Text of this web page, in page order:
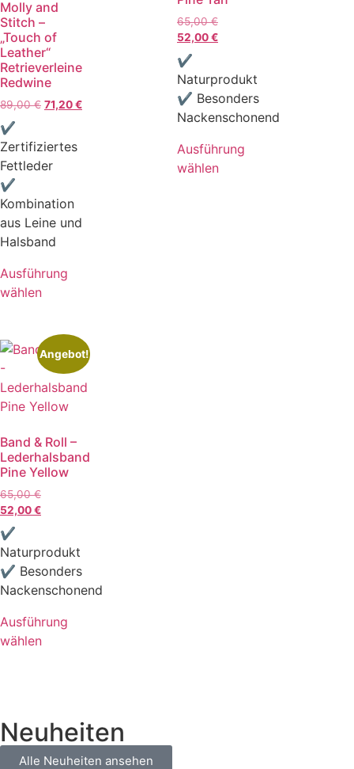
Molly and
Stitch –
„Touch of
Leather“
Retrieverleine
Redwine
89,00€ 71,20€
✔
Zertifiziertes
Fettleder
✔
Kombination
aus Leine und
Halsband
Ausführung
wählen
65,00€
52,00€
✔
Naturprodukt
✔ Besonders
Nackenschonend
Ausführung
wählen
Angebot!
Band & Roll –
Lederhalsband
Pine Yellow
65,00€
52,00€
✔
Naturprodukt
✔ Besonders
Nackenschonend
Ausführung
wählen
Neuheiten
Alle Neuheiten ansehen